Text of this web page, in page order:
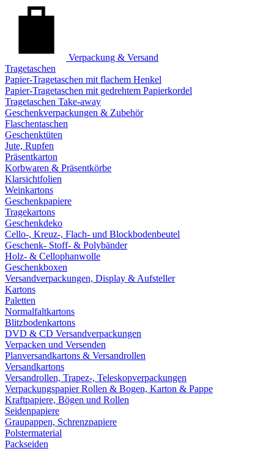
Verpackung & Versand
Tragetaschen
Papier-Tragetaschen mit flachem Henkel
Papier-Tragetaschen mit gedrehtem Papierkordel
Tragetaschen Take-away
Geschenkverpackungen & Zubehör
Flaschentaschen
Geschenktüten
Jute, Rupfen
Präsentkarton
Korbwaren & Präsentkörbe
Klarsichtfolien
Weinkartons
Geschenkpapiere
Tragekartons
Geschenkdeko
Cello-, Kreuz-, Flach- und Blockbodenbeutel
Geschenk- Stoff- & Polybänder
Holz- & Cellophanwolle
Geschenkboxen
Versandverpackungen, Display & Aufsteller
Kartons
Paletten
Normalfaltkartons
Blitzbodenkartons
DVD & CD Versandverpackungen
Verpacken und Versenden
Planversandkartons & Versandrollen
Versandkartons
Versandrollen, Trapez-, Teleskopverpackungen
Verpackungspapier Rollen & Bogen, Karton & Pappe
Kraftpapiere, Bögen und Rollen
Seidenpapiere
Graupappen, Schrenzpapiere
Polstermaterial
Packseiden